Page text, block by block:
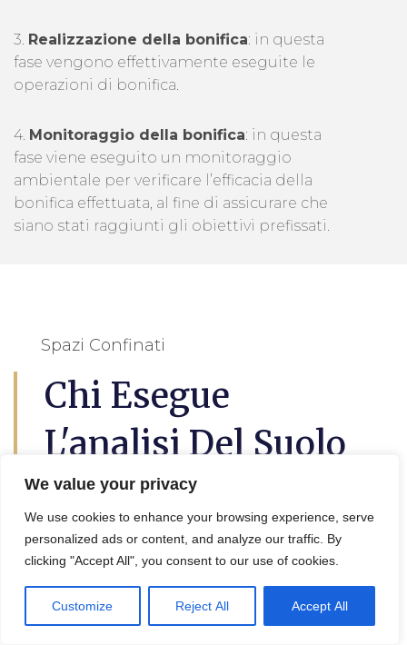
We value your privacy
We use cookies to enhance your browsing experience, serve
personalized ads or content, and analyze our traffic. By
clicking "Accept All", you consent to our use of cookies.
Customize Reject All Accept All
3. Realizzazione della bonifica: in questa
fase vengono effettivamente eseguite le
operazioni di bonifica.
4. Monitoraggio della bonifica: in questa
fase viene eseguito un monitoraggio
ambientale per verificare l’efficacia della
bonifica effettuata, al fine di assicurare che
siano stati raggiunti gli obiettivi prefissati.
Spazi Confinati
Chi Esegue
L'analisi Del Suolo
Gattatico
analisi del suolo a Gattaticoquesto è
utile per lil progetto di decontaminazione e
bonifica terreni, in effetti viene eseguita da
un geologo, un agronomo o un tecnico